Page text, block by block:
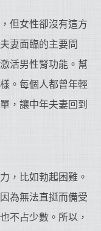
但女性卻沒有這方
妻面臨的主要問
活男性腎功能。幫
。每個人都曾年輕
，讓中年夫妻回到
，比如勃起困難。
為無法直挺而備受
不占少數。所以，